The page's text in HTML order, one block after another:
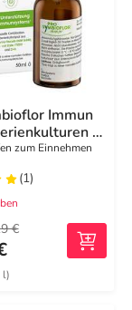
Immun
&
zum Einnehmen
(1)
€
l)